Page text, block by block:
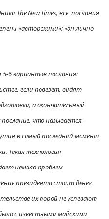
The New Times, все послания
«авторскими»: «он лично
5-6 вариантов послания:
если повезет, видят
а окончательный
что называется,
в самый последний момент
Такая технология
немало проблем
президента стоит денег
их порой не успевают
с известными майскими